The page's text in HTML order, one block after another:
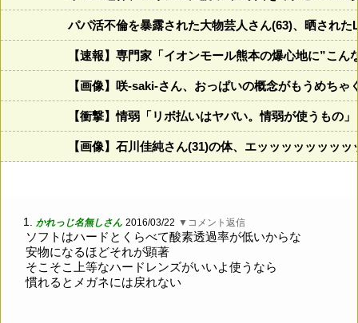
パパ活不倫を暴露された大物芸人さん(63)、晒され
【速報】専門家「イオンモール熊本の爆心地に”こ
【画像】咲-saki-さん、おっぱいの概念がもうめちゃ
【衝撃】情弱「リボ払いはヤバい。情弱が使う
【画像】石川佳純さん(31)の体、エッッッッッッッ
1. かれっじ名無しさん 2016/03/22 ▼コメント返信
ソフトはハードとくらべて酸素透過率が低いからな
安物になるほどそれが顕著
そこそこ上等なハードレンズがいいよ使うなら
慣れるとメガネには戻れない